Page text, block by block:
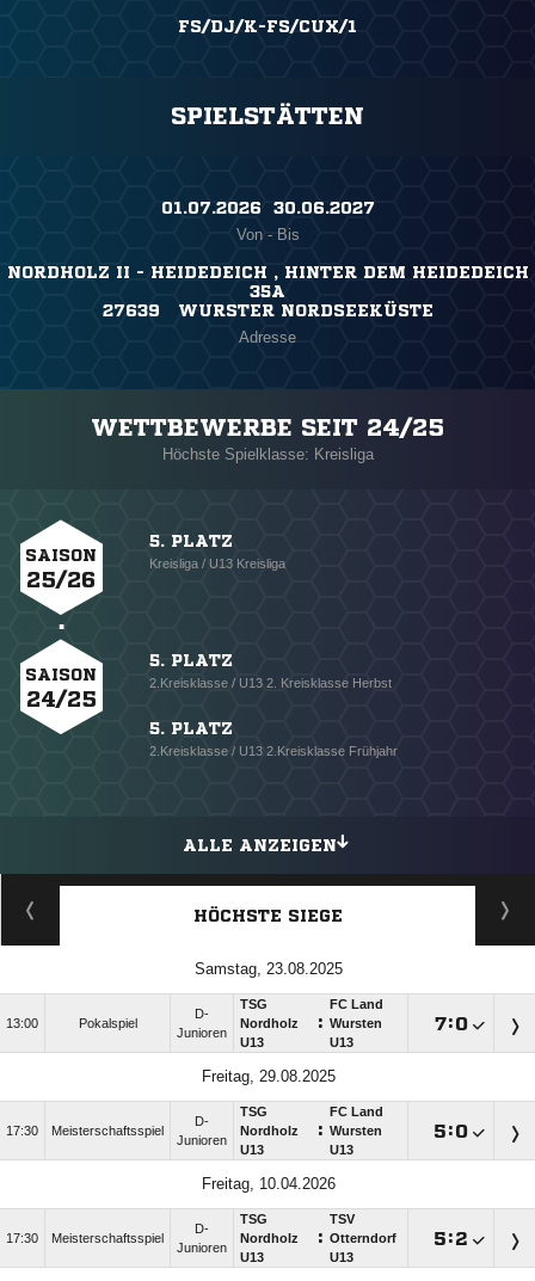
FS/DJ/K-FS/CUX/1
SPIELSTÄTTEN
01.07.2026 ​ 30.06.2027
Von - Bis
NORDHOLZ II - HEIDEDEICH , HINTER DEM HEIDEDEICH
35A
27639 WURSTER NORDSEEKÜSTE
Adresse
WETTBEWERBE SEIT 24/25
Höchste Spielklasse: Kreisliga
SAISON
25/26
5. PLATZ
Kreisliga / U13 Kreisliga
SAISON
24/25
5. PLATZ
2.Kreisklasse / U13 2. Kreisklasse Herbst
5. PLATZ
2.Kreisklasse / U13 2.Kreisklasse Frühjahr
ALLE ANZEIGEN
HÖCHSTE SIEGE
Samstag, 23.08.2025
13:00 Pokalspiel
D-
Junioren
TSG
Nordholz
U13
:
FC Land
Wursten
U13
:
Freitag, 29.08.2025
17:30 Meisterschaftsspiel
D-
Junioren
TSG
Nordholz
U13
:
FC Land
Wursten
U13
:
Freitag, 10.04.2026
17:30 Meisterschaftsspiel
D-
Junioren
TSG
Nordholz
U13
:
TSV
Otterndorf
U13
: